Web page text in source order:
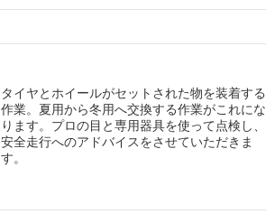
タイヤとホイールがセットされた物を装着する
作業。夏用から冬用へ交換する作業がこれにな
ります。プロの目と専用器具を使って点検し、
安全走行へのアドバイスをさせていただきま
す。